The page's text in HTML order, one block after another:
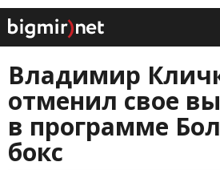
Владимир
отменил свое
в программе
бокс